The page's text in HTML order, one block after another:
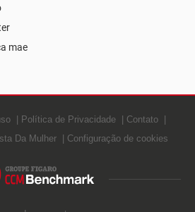
mae
Política de Privacidade
Contato
Da Mulher Configuração de cookies